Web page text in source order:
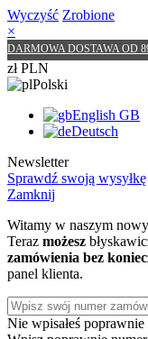
Wyczyść Zrobione
×
DARMOWA DOSTAWA OD
zł PLN
Polski
English GB
Deutsch
Newsletter
Sprawdź swoją wysyłkę
Zamknij
Witamy w naszym
Teraz możesz
zamówienia bez
panel klienta.
Nie wpisałeś